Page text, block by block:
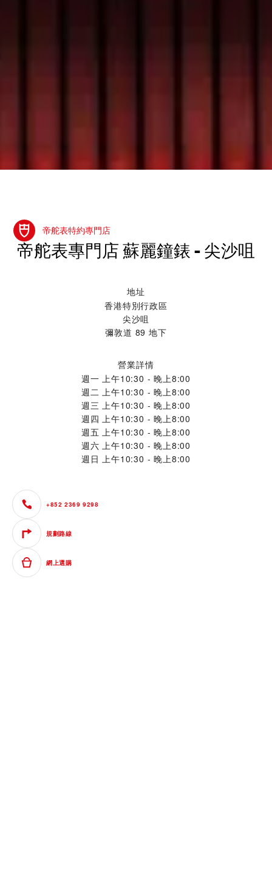
帝舵表特約專門店
‭帝舵表專門店 蘇麗鐘錶 - 尖沙咀‬
地址
香港特別行政區
尖沙咀
彌敦道 89 地下
營業詳情
週一 上午10:30 - 晚上8:00
週二 上午10:30 - 晚上8:00
週三 上午10:30 - 晚上8:00
週四 上午10:30 - 晚上8:00
週五 上午10:30 - 晚上8:00
週六 上午10:30 - 晚上8:00
週日 上午10:30 - 晚上8:00
+852 2369 9298
規劃路線
網上選購